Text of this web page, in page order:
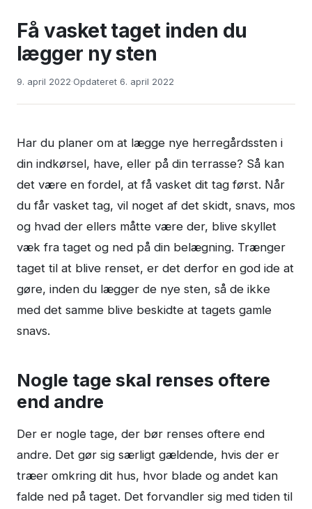
Få vasket taget inden du
lægger ny sten
9. april 2022·Opdateret 6. april 2022
Har du planer om at lægge nye herregårdssten i
din indkørsel, have, eller på din terrasse? Så kan
det være en fordel, at få vasket dit tag først. Når
du får vasket tag, vil noget af det skidt, snavs, mos
og hvad der ellers måtte være der, blive skyllet
væk fra taget og ned på din belægning. Trænger
taget til at blive renset, er det derfor en god ide at
gøre, inden du lægger de nye sten, så de ikke
med det samme blive beskidte at tagets gamle
snavs.
Nogle tage skal renses oftere
end andre
Der er nogle tage, der bør renses oftere end
andre. Det gør sig særligt gældende, hvis der er
træer omkring dit hus, hvor blade og andet kan
falde ned på taget. Det forvandler sig med tiden til